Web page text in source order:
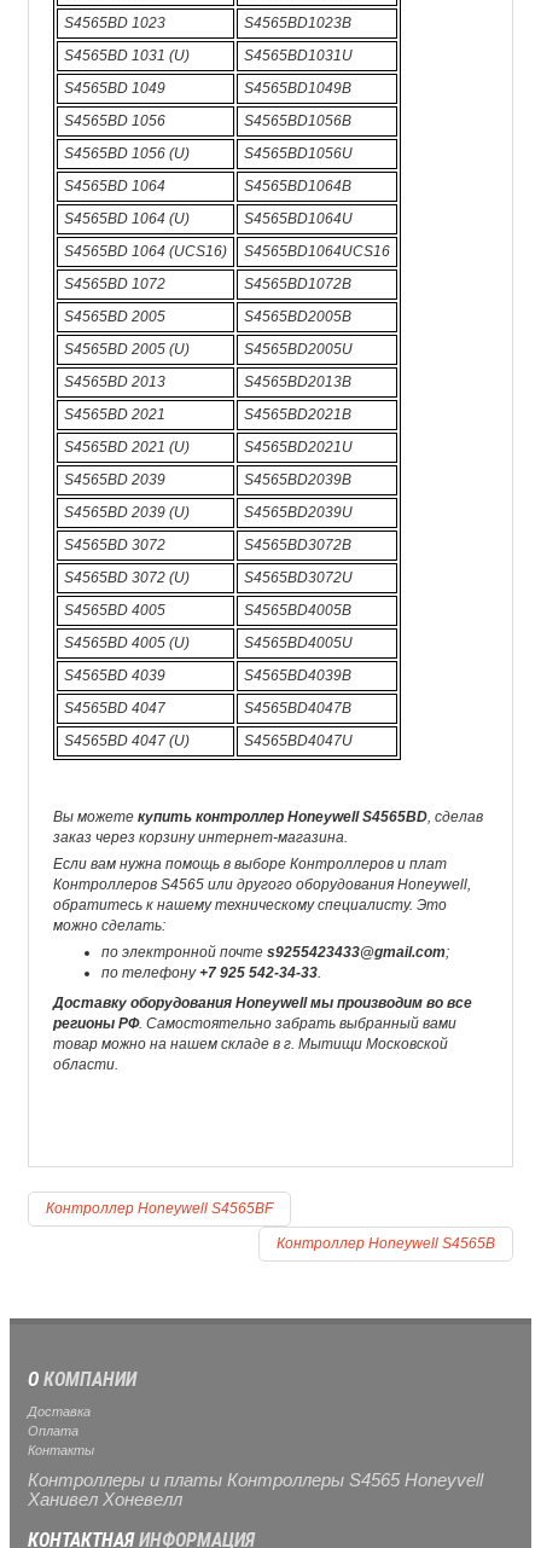
S4565BD 1023
S4565BD1023B
S4565BD 1031 (U)
S4565BD1031U
S4565BD 1049
S4565BD1049B
S4565BD 1056
S4565BD1056B
S4565BD 1056 (U)
S4565BD1056U
S4565BD 1064
S4565BD1064B
S4565BD 1064 (U)
S4565BD1064U
S4565BD 1064 (UCS16)
S4565BD1064UCS16
S4565BD 1072
S4565BD1072B
S4565BD 2005
S4565BD2005B
S4565BD 2005 (U)
S4565BD2005U
S4565BD 2013
S4565BD2013B
S4565BD 2021
S4565BD2021B
S4565BD 2021 (U)
S4565BD2021U
S4565BD 2039
S4565BD2039B
S4565BD 2039 (U)
S4565BD2039U
S4565BD 3072
S4565BD3072B
S4565BD 3072 (U)
S4565BD3072U
S4565BD 4005
S4565BD4005B
S4565BD 4005 (U)
S4565BD4005U
S4565BD 4039
S4565BD4039B
S4565BD 4047
S4565BD4047B
S4565BD 4047 (U)
S4565BD4047U
Вы можете купить контроллер Honeywell S4565BD , сделав
заказ через корзину интернет-магазина.
Если вам нужна помощь в выборе Контроллеров и плат
Контроллеров S4565 или другого оборудования Honeywell,
обратитесь к нашему техническому специалисту. Это
можно сделать:
по электронной почте s9255423433@gmail.com;
по телефону+7 925 542-34-33
Доставку оборудования Honeywell мы производим во все
регионы РФ. Самостоятельно забрать выбранный вами
товар можно на нашем складе в г. Мытищи Московской
области.
Контроллер Honeywell S4565BF
Контроллер Honeywell S4565B
О КОМПАНИИ
Доставка
Оплата
Контакты
Контроллеры и платы Контроллеры S4565 Honeyvell
Ханивел Хоневелл
КОНТАКТНАЯИНФОРМАЦИЯ